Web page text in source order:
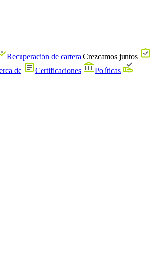
Recuperación de cartera Crezcamos juntos
de Certificaciones
Políticas